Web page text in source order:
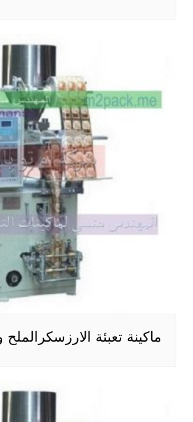
ماكينة تعبئة الارزسكرالملح